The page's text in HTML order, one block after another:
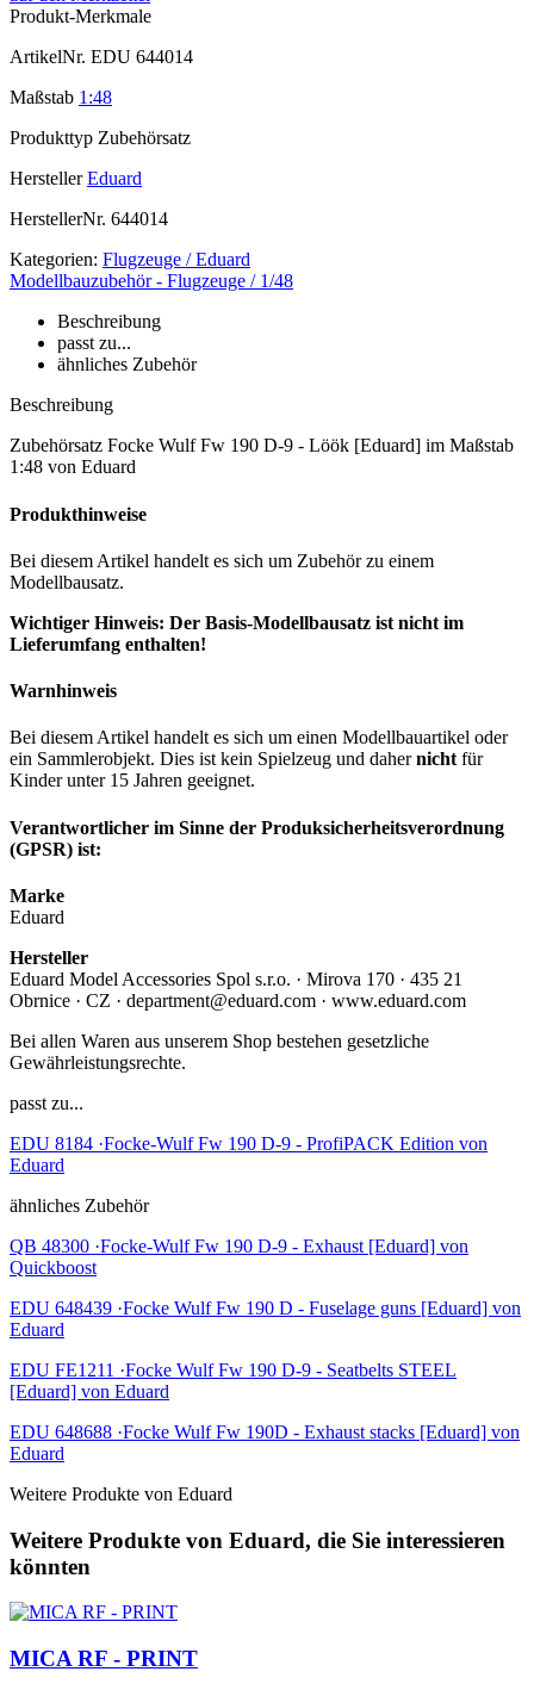
Produkt-Merkmale
ArtikelNr. EDU 644014
Maßstab 1:48
Produkttyp Zubehörsatz
Hersteller Eduard
HerstellerNr. 644014
Kategorien: Flugzeuge / Eduard
Modellbauzubehör - Flugzeuge / 1/48
Beschreibung
passt zu...
ähnliches Zubehör
Beschreibung
Zubehörsatz Focke Wulf Fw 190 D-9 - Löök [Eduard] im Maßstab
1:48 von Eduard
Produkthinweise
Bei diesem Artikel handelt es sich um Zubehör zu einem
Modellbausatz.
Wichtiger Hinweis: Der Basis-Modellbausatz ist nicht im
Lieferumfang enthalten!
Warnhinweis
Bei diesem Artikel handelt es sich um einen Modellbauartikel oder
ein Sammlerobjekt. Dies ist kein Spielzeug und dahernicht für
Kinder unter 15 Jahren geeignet.
Verantwortlicher im Sinne der Produksicherheitsverordnung
(GPSR) ist:
Marke
Eduard
Hersteller
Eduard Model Accessories Spol s.r.o. · Mirova 170 · 435 21
Obrnice · CZ · department@eduard.com · www.eduard.com
Bei allen Waren aus unserem Shop bestehen gesetzliche
Gewährleistungsrechte.
passt zu...
EDU 8184 ·Focke-Wulf Fw 190 D-9 - ProfiPACK Edition von
Eduard
ähnliches Zubehör
QB 48300 ·Focke-Wulf Fw 190 D-9 - Exhaust [Eduard] von
Quickboost
EDU 648439 ·Focke Wulf Fw 190 D - Fuselage guns [Eduard] von
Eduard
EDU FE1211 ·Focke Wulf Fw 190 D-9 - Seatbelts STEEL
[Eduard] von Eduard
EDU 648688 ·Focke Wulf Fw 190D - Exhaust stacks [Eduard] von
Eduard
Weitere Produkte von Eduard
Weitere Produkte von Eduard, die Sie interessieren
könnten
MICA RF - PRINT